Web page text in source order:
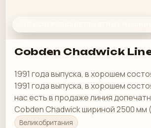
Cobden Chadwick
1991 года выпуска, в хорошем
1991 года выпуска, в хорошем
нас есть в продаже линия
Cobden Chadwick шириной 2500 мм
фотографии).
Великобритания